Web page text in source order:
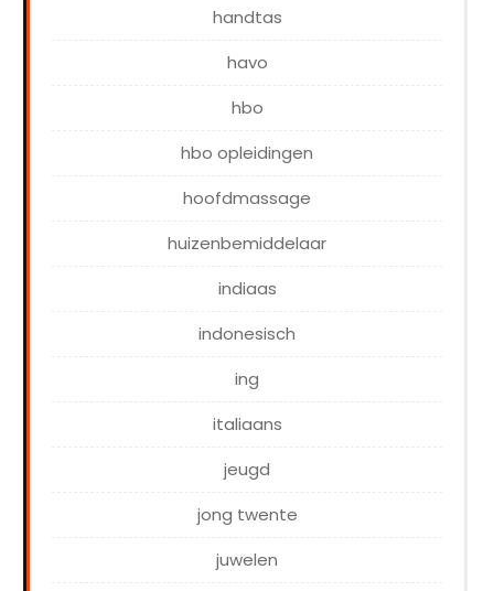
handtas
havo
hbo
hbo opleidingen
hoofdmassage
huizenbemiddelaar
indiaas
indonesisch
ing
italiaans
jeugd
jong twente
juwelen